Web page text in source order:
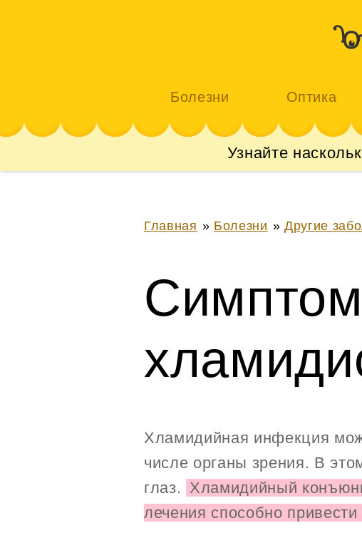
Болезни Оптика
Узнайте
Главная » Болезни » Другие
Хламидийная инфекция
числе органы зрения. В
глаз. Хламидийный
лечения способно привести